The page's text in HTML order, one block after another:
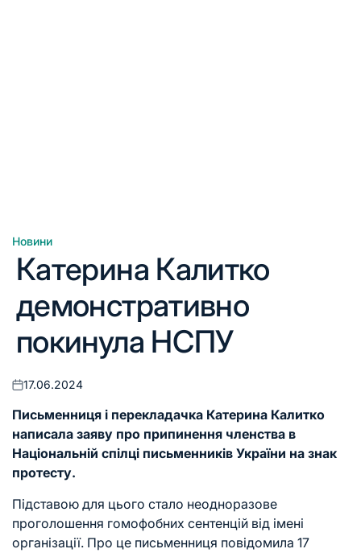
Опублікувати
Новини
Катерина Калитко
демонстративно
покинула НСПУ
Оприлюднено
17.06.2024
Письменниця і перекладачка Катерина Калитко
написала заяву про припинення членства в
Національній спілці письменників України на знак
протесту.
Підставою для цього стало неодноразове
проголошення гомофобних сентенцій від імені
організації. Про це письменниця повідомила 17